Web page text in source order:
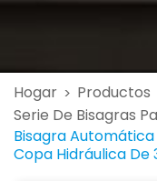
Hogar > Productos
Serie De Bisagras
Bisagra
Copa Hidráulica De